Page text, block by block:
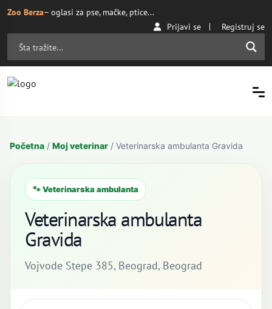
Zoo Berza– oglasi za pse, mačke, ptice...
Prijavi se
Registruj se
Početna / Moj veterinar / Veterinarska ambulanta Gravida
🐾 Veterinarska ambulanta
Veterinarska ambulanta
Gravida
Vojvode Stepe 385, Beograd, Beograd